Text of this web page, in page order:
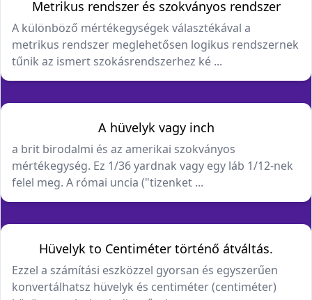
Metrikus rendszer és szokványos rendszer
A különböző mértékegységek választékával a
metrikus rendszer meglehetősen logikus rendszernek
tűnik az ismert szokásrendszerhez ké ...
A hüvelyk vagy inch
a brit birodalmi és az amerikai szokványos
mértékegység. Ez 1/36 yardnak vagy egy láb 1/12-nek
felel meg. A római uncia ("tizenket ...
Hüvelyk to Centiméter történő átváltás.
Ezzel a számítási eszközzel gyorsan és egyszerűen
konvertálhatsz hüvelyk és centiméter (centiméter)